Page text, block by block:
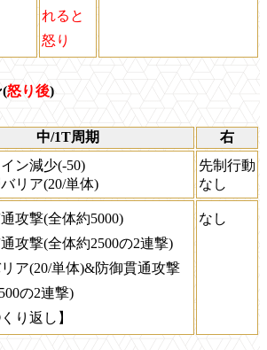
れると
怒り
(怒り後)
中/1T周期
右
ン減少(-50)
リア(20/単体)
先制行動
なし
攻撃(全体約5000)
攻撃(全体約2500の2連撃)
ア(20/単体)&防御貫通攻撃
の2連撃)
り返し】
なし